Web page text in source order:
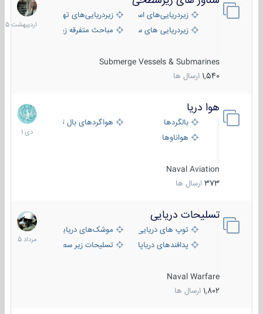
زیردریایی‌های استراتژیکزیردریایی‌های تهاجمی
زیردریایی های سبک
مباحث متفرقه زیرسطحی
Submerge Vessels & Submarines
1,540 ارسال ها
1405
هوا دریا
بالگردها
هواگردهای بال ثابت
هواناوها
Naval Aviation
373 ارسال ها
12
دی
1401
تسلیحات دریایی
توپ های دریایی
موشک‌های دریایی
پدافندهای دریاپایه
تسلیحات زیر سطحی
Naval Warfare
1,802 ارسال ها
2
مرداد
1405